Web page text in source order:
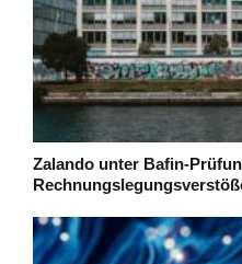
Zalando unter Bafin-